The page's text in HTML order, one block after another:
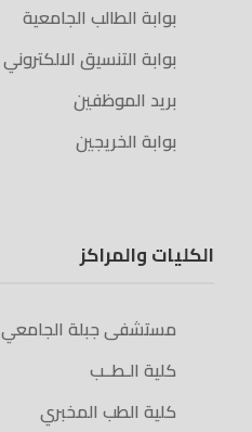
بوابة الطالب الجامعية
بوابة التنسيق الالكتروني
بريد الموظفين
بوابة الخريجين
الكليات والمراكز
مستشفى جبلة الجامعي
كلية الـطــب
كلية الطب المخبري